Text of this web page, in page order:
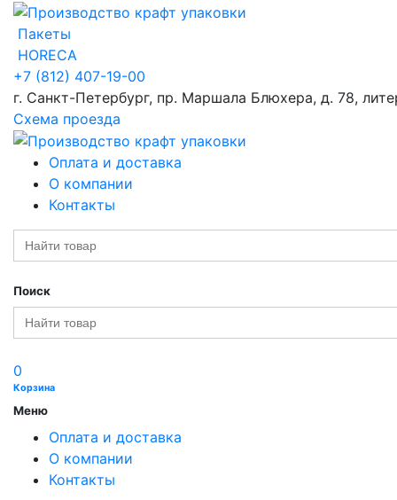
Пакеты
HORECA
+7 (812) 407-19-00
г. Санкт-Петербург, пр. Маршала Блюхера, д. 78,
Схема проезда
Оплата и доставка
О компании
Контакты
Search
for:
Поиск
Search
for:
0
Корзина
Меню
Оплата и доставка
О компании
Контакты